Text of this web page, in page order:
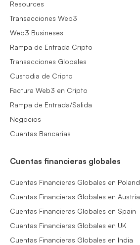
Resources
Transacciones Web3
Web3 Busineses
Rampa de Entrada Cripto
Transacciones Globales
Custodia de Cripto
Factura Web3 en Cripto
Rampa de Entrada/Salida
Negocios
Cuentas Bancarias
Cuentas financieras globales
Cuentas Financieras Globales en Poland
Cuentas Financieras Globales en Austria
Cuentas Financieras Globales en Spain
Cuentas Financieras Globales en UK
Cuentas Financieras Globales en India